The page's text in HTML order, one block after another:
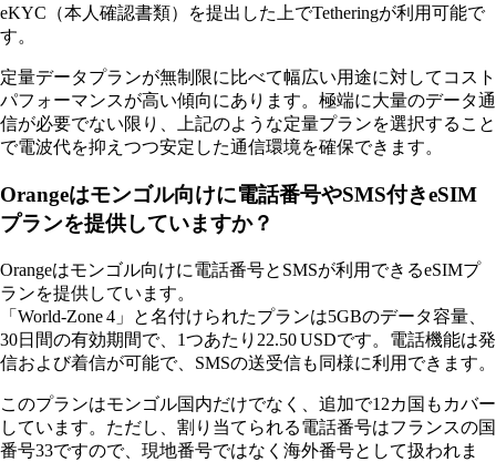
eKYC（本人確認書類）を提出した上でTetheringが利用可能で
す。
定量データプランが無制限に比べて幅広い用途に対してコスト
パフォーマンスが高い傾向にあります。極端に大量のデータ通
信が必要でない限り、上記のような定量プランを選択すること
で電波代を抑えつつ安定した通信環境を確保できます。
Orangeはモンゴル向けに電話番号やSMS付きeSIM
プランを提供していますか？
Orangeはモンゴル向けに電話番号とSMSが利用できるeSIMプ
ランを提供しています。
「World‑Zone 4」と名付けられたプランは5GBのデータ容量、
30日間の有効期間で、1つあたり22.50 USDです。電話機能は発
信および着信が可能で、SMSの送受信も同様に利用できます。
このプランはモンゴル国内だけでなく、追加で12カ国もカバー
しています。ただし、割り当てられる電話番号はフランスの国
番号33ですので、現地番号ではなく海外番号として扱われま